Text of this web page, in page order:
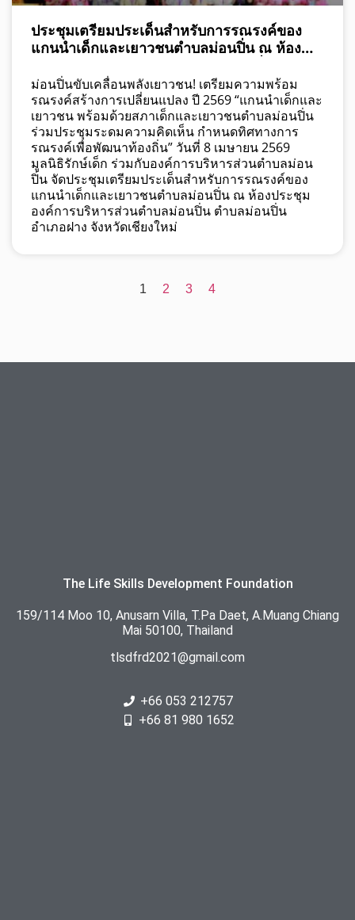
ประชุมเตรียมประเด็นสำหรับการรณรงค์ของ
แกนนำเด็กและเยาวชนตำบลม่อนปิ่น ณ ห้อง
ม่อนปิ่น อำเภอฝาง จังหวัดเชียงใหม่
ม่อนปิ่นขับเคลื่อนพลังเยาวชน! เตรียมความพร้อม
รณรงค์สร้างการเปลี่ยนแปลง ปี 2569 “แกนนำเด็กและ
เยาวชน พร้อมด้วยสภาเด็กและเยาวชนตำบลม่อนปิ่น
ร่วมประชุมระดมความคิดเห็น กำหนดทิศทางการ
รณรงค์เพื่อพัฒนาท้องถิ่น” วันที่ 8 เมษายน 2569
มูลนิธิรักษ์เด็ก ร่วมกับองค์การบริหารส่วนตำบลม่อน
ปิ่น จัดประชุมเตรียมประเด็นสำหรับการรณรงค์ของ
แกนนำเด็กและเยาวชนตำบลม่อนปิ่น ณ ห้องประชุม
องค์การบริหารส่วนตำบลม่อนปิ่น ตำบลม่อนปิ่น
อำเภอฝาง จังหวัดเชียงใหม่
1 2 3 4
The Life Skills Development Foundation
159/114 Moo 10, Anusarn Villa, T.Pa Daet, A.Muang Chiang
Mai 50100, Thailand
tlsdfrd2021@gmail.com
+66 053 212757
+66 81 980 1652